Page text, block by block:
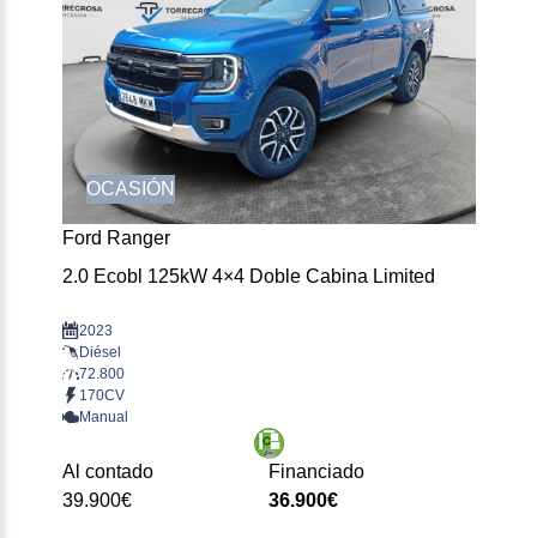
OCASIÓN
Ford Ranger
2.0 Ecobl 125kW 4×4 Doble Cabina Limited
2023
Diésel
72.800
170CV
Manual
Al contado
39.900€
Financiado
36.900€